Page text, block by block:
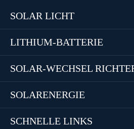
SOLAR LICHT
LITHIUM-BATTERIE
SOLAR-WECHSEL
SOLARENERGIE
SCHNELLE LINKS